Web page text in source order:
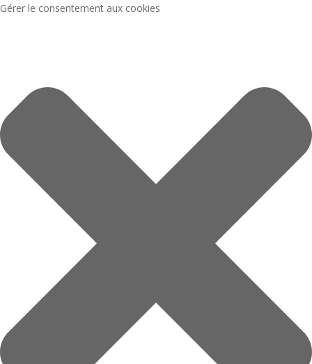
Gérer le consentement aux cookies